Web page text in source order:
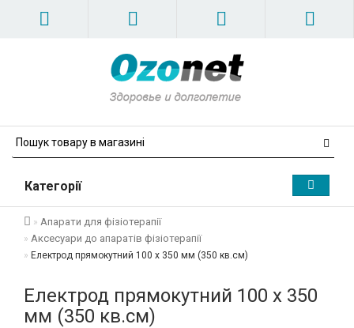
Категорії
Апарати для фізіотерапії
Аксесуари до апаратів фізіотерапії
Електрод прямокутний 100 х 350 мм (350 кв.см)
Електрод прямокутний 100 х 350
мм (350 кв.см)